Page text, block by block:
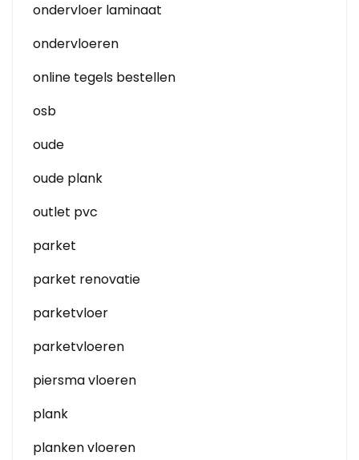
ondervloer laminaat
ondervloeren
online tegels bestellen
osb
oude
oude plank
outlet pvc
parket
parket renovatie
parketvloer
parketvloeren
piersma vloeren
plank
planken vloeren